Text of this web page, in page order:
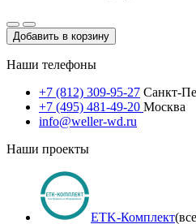
Добавить в корзину
Наши телефоны
+7 (812) 309-95-27 Санкт-
+7 (495) 481-49-20 Москва
info@weller-wd.ru
Наши проекты
ETK-Комплект